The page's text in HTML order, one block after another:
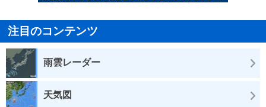
注目のコンテンツ
雨雲レーダー
天気図